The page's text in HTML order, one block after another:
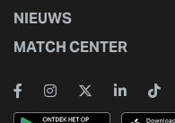
NIEUWS
MATCH CENTER